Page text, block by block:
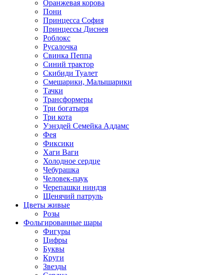
Оранжевая корова
Пони
Принцесса София
Принцессы Диснея
Роблокс
Русалочка
Свинка Пеппа
Синий трактор
Скибиди Туалет
Смешарики, Малышарики
Тачки
Трансформеры
Три богатыря
Три кота
Уэнздей Семейка Аддамс
Фея
Фиксики
Хаги Ваги
Холодное сердце
Чебурашка
Человек-паук
Черепашки ниндзя
Щенячий патруль
Цветы живые
Розы
Фольгированные шары
Фигуры
Цифры
Буквы
Круги
Звезды